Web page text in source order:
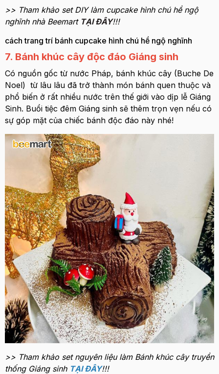
>> Tham khảo set DIY làm cupcake hình chú hề ngộ
nghĩnh nhà Beemart TẠI ĐÂY!!!
cách trang trí bánh cupcake hình chú hề ngộ nghĩnh
7. Bánh khúc cây độc đáo Giáng sinh
Có nguồn gốc từ nước Pháp, bánh khúc cây (Buche De
Noel) từ lâu lâu đã trở thành món bánh quen thuộc và
phổ biến ở rất nhiều nước trên thế giới vào dịp lễ Giáng
Sinh. Buổi tiệc đêm Giáng sinh sẽ thêm trọn vẹn nếu có
sự góp mặt của chiếc bánh độc đáo này nhé!
>> Tham khảo set nguyên liệu làm Bánh khúc cây truyền
thống Giáng sinh TẠI ĐÂY!!!